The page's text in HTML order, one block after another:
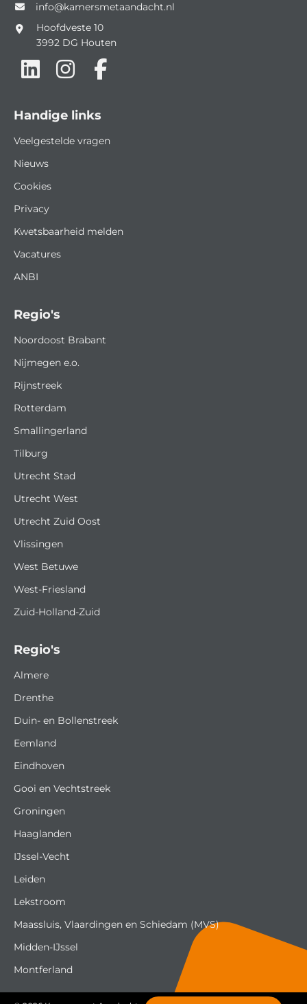
Regio's
Almere
Drenthe
Duin- en Bollenstreek
Eemland
Eindhoven
Gooi en Vechtstreek
Groningen
Haaglanden
IJssel-Vecht
Leiden
Lekstroom
Maassluis, Vlaardingen en Schiedam (MVS)
Midden-IJssel
Montferland
Regio's
Noordoost Brabant
Nijmegen e.o.
Rijnstreek
Rotterdam
Smallingerland
Tilburg
Utrecht Stad
Utrecht West
Utrecht Zuid Oost
Vlissingen
West Betuwe
West-Friesland
Zuid-Holland-Zuid
Handige links
Veelgestelde vragen
Nieuws
Cookies
Privacy
Kwetsbaarheid melden
Vacatures
ANBI
info@kamersmetaandacht.nl
Hoofdveste 10
3992 DG Houten